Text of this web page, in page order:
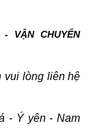
VẬN CHUYỂN
vui lòng liên hệ
- Ý yên - Nam